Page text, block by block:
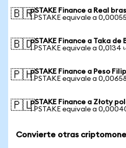
🇧🇷pSTAKE Finance a Real
1 PSTAKE equivale a
🇧🇩pSTAKE Finance a Taka de
1 PSTAKE equivale a 0,0134 ৳
🇵🇭pSTAKE Finance a Peso
1 PSTAKE equivale a
🇵🇱pSTAKE Finance a Złoty
1 PSTAKE equivale a
Convierte otras